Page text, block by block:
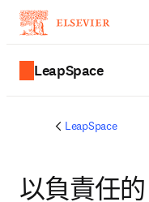
LeapSpace
LeapSpace
以負責任